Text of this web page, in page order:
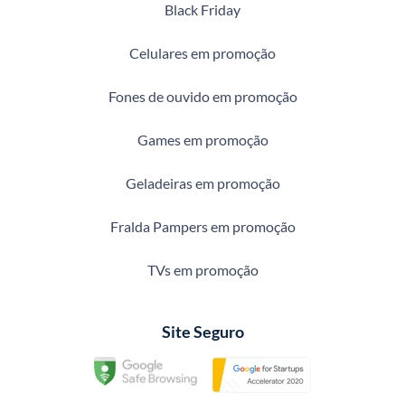
Black Friday
Celulares em promoção
Fones de ouvido em promoção
Games em promoção
Geladeiras em promoção
Fralda Pampers em promoção
TVs em promoção
Site Seguro